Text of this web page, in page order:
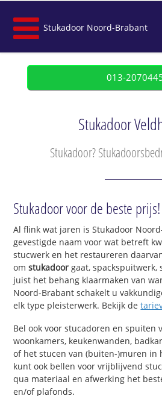
Stukadoor Noord-Brabant
013-
Stukadoor
Stukadoor?
Stukadoor voor de beste prijs!
Al flink wat jaren is Stukadoor
gevestigde naam voor wat betreft
stucwerk en het restaureren
omstukadoor gaat, spackspuitwerk,
juist het behang klaarmaken van
Noord-Brabant schakelt u
elk type pleisterwerk. Bekijk de
Bel ook voor stucadoren en spuiten
woonkamers, keukenwanden,
of het stucen van (buiten-)muren in
kunt ook bellen voor vrijblijvend
qua materiaal en afwerking het
en/of plafonds.